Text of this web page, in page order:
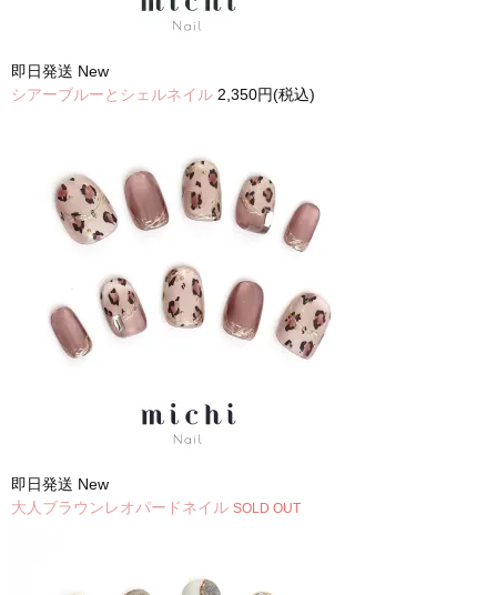
即日発送 New
シアーブルーとシェルネイル 2,350円(税込)
即日発送 New
大人ブラウンレオパードネイル SOLD OUT